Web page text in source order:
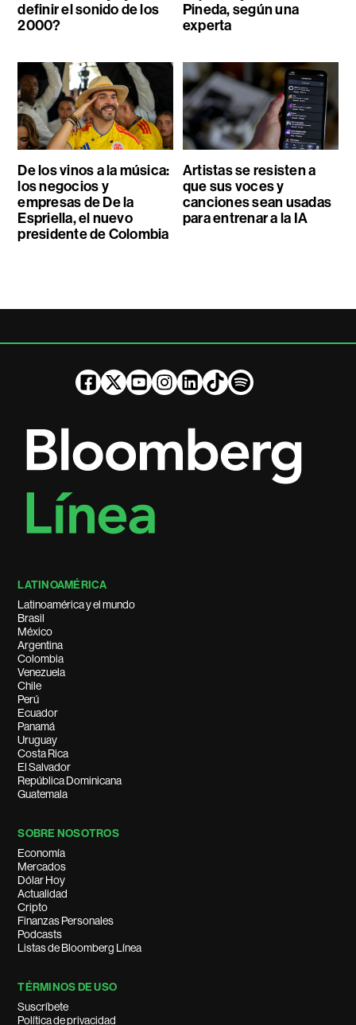
definir el sonido de los
2000?
Pineda, según una
experta
De los vinos a la música:
los negocios y
empresas de De la
Espriella, el nuevo
presidente de Colombia
Artistas se resisten a
que sus voces y
canciones sean usadas
para entrenar a la IA
LATINOAMÉRICA
Latinoamérica y el mundo
Brasil
México
Argentina
Colombia
Venezuela
Chile
Perú
Ecuador
Panamá
Uruguay
Costa Rica
El Salvador
República Dominicana
Guatemala
SOBRE NOSOTROS
Economía
Mercados
Dólar Hoy
Actualidad
Cripto
Finanzas Personales
Podcasts
Listas de Bloomberg Línea
TÉRMINOS DE USO
Suscríbete
Política de privacidad